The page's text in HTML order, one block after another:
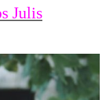
Julis